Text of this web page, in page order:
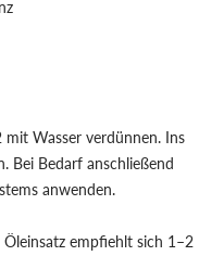
Wasser verdünnen. Ins
Bei Bedarf anschließend
anwenden.
empfiehlt sich 1–2